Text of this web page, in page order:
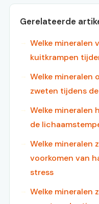
Gerelateerde
Welke mineralen
kuitkrampen
Welke mineralen
zweten tijdens
Welke mineralen
de
Welke mineralen
voorkomen van
stress
Welke mineralen